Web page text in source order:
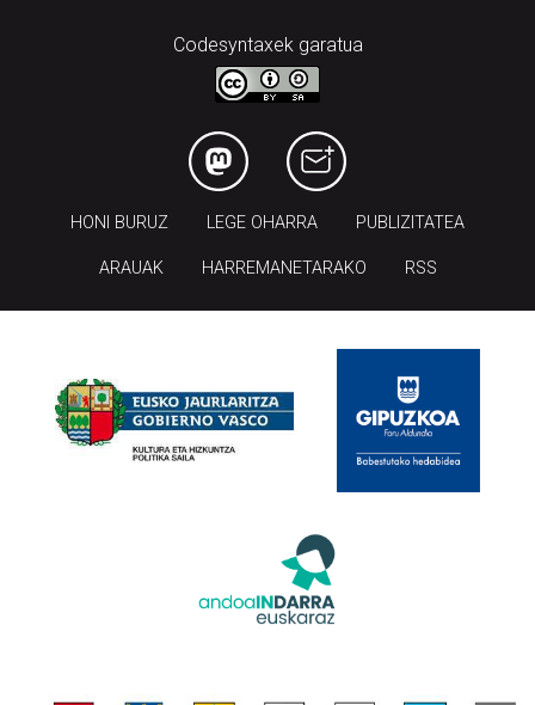
Codesyntaxek garatua
HONI BURUZ LEGE OHARRA PUBLIZITATEA
ARAUAK HARREMANETARAKO RSS